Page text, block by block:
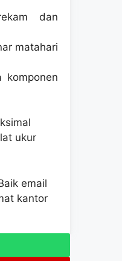
dan
matahari
komponen
ukur
email
kantor